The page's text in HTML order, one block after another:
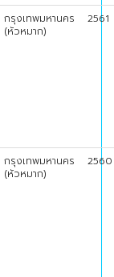
กรุงเทพมหานคร
(หัวหมาก)
2561
กรุงเทพมหานคร
(หัวหมาก)
2560